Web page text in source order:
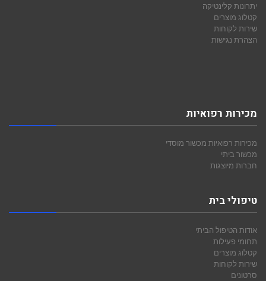
יתרונות קלינטיקה
קטלוג מוצרים
שירות לקוחות
הצהרת נגישות
מכירות רפואיות
מכירות רפואיות מכשור מוסדי
מכשור ביתי
חברות מיוצגות
טיפולי בית
אודות הטיפול הביתי
תחומי פעילות
קטלוג מוצרים
שירות לקוחות
סרטונים